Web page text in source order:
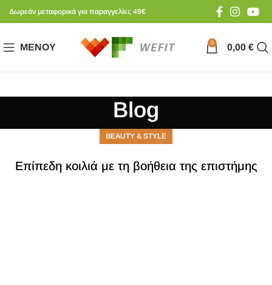
Δωρεάν μεταφορικά για παραγγελίες 49€
ΜΕΝΟΎ 0 0,00 €
Blog
BEAUTY & STYLE
Επίπεδη κοιλιά με τη βοήθεια της επιστήμης